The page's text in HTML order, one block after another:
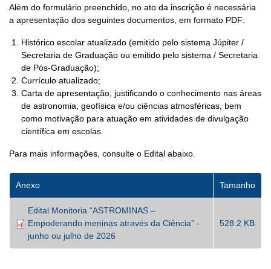
Além do formulário preenchido, no ato da inscrição é necessária
a apresentação dos seguintes documentos, em formato PDF:
Histórico escolar atualizado (emitido pelo sistema Júpiter /
Secretaria de Graduação ou emitido pelo sistema / Secretaria
de Pós-Graduação);
Currículo atualizado;
Carta de apresentação, justificando o conhecimento nas áreas
de astronomia, geofísica e/ou ciências atmosféricas, bem
como motivação para atuação em atividades de divulgação
científica em escolas.
Para mais informações, consulte o Edital abaixo.
Anexo Tamanho
Edital Monitoria “ASTROMINAS –
Empoderando meninas através da Ciência” -
junho ou julho de 2026
528.2 KB